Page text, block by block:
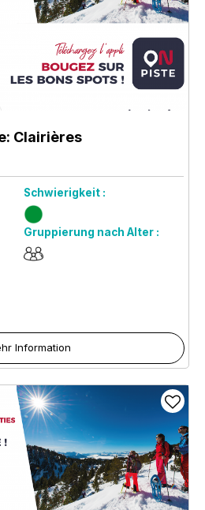
Clairières
Schwierigkeit :
Gruppierung nach Alter :
Information